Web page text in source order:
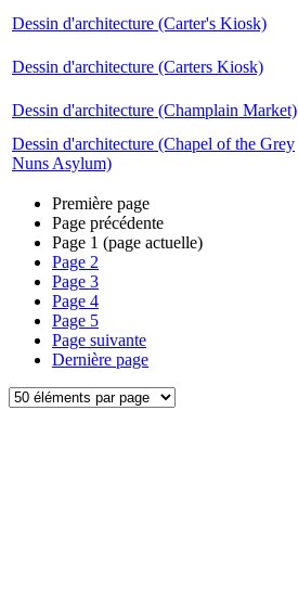
Dessin d'architecture (Carter's Kiosk)
Dessin d'architecture (Carters Kiosk)
Dessin d'architecture (Champlain Market)
Dessin d'architecture (Chapel of the Grey
Nuns Asylum)
Première page
Page précédente
Page 1 (page actuelle)
Page 2
Page 3
Page 4
Page 5
Page suivante
Dernière page